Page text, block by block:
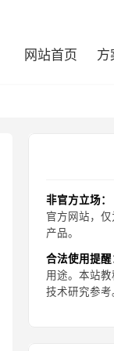
网站首页 方
非官方立场：
官方网站，
产品。
合法使用提醒
用途。本站
技术研究参考